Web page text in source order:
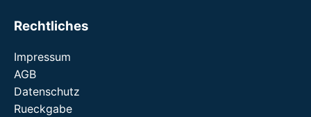
Rechtliches
Impressum
AGB
Datenschutz
Rueckgabe